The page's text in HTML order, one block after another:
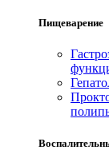
Пищеварение